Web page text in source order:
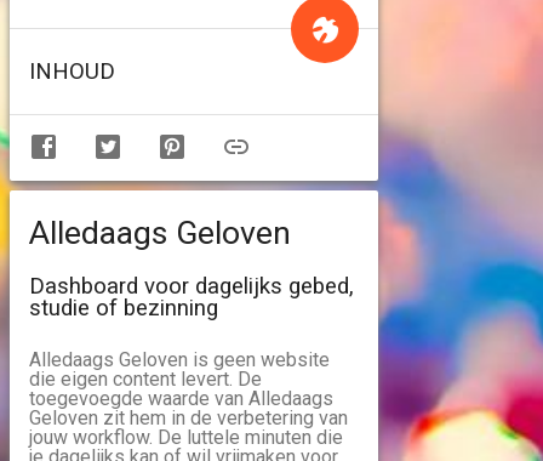
INHOUD
Alledaags Geloven
Dashboard voor dagelijks gebed,
studie of bezinning
Alledaags Geloven is geen website
die eigen content levert. De
toegevoegde waarde van Alledaags
Geloven zit hem in de verbetering van
jouw workflow. De luttele minuten die